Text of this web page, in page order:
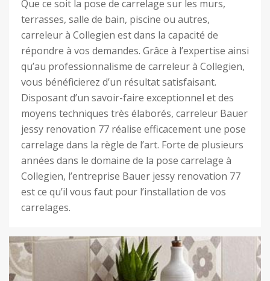
Que ce soit la pose de carrelage sur les murs,
terrasses, salle de bain, piscine ou autres,
carreleur à Collegien est dans la capacité de
répondre à vos demandes. Grâce à l’expertise ainsi
qu’au professionnalisme de carreleur à Collegien,
vous bénéficierez d’un résultat satisfaisant.
Disposant d’un savoir-faire exceptionnel et des
moyens techniques très élaborés, carreleur Bauer
jessy renovation 77 réalise efficacement une pose
carrelage dans la règle de l’art. Forte de plusieurs
années dans le domaine de la pose carrelage à
Collegien, l’entreprise Bauer jessy renovation 77
est ce qu’il vous faut pour l’installation de vos
carrelages.